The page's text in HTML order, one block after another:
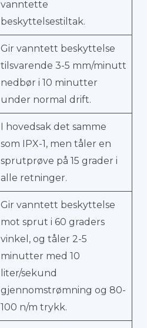
vanntette
beskyttelsestiltak.
Gir vanntett beskyttelse
tilsvarende 3-5 mm/minutt
nedbør i 10 minutter
under normal drift.
I hovedsak det samme
som IPX-1, men tåler en
sprutprøve på 15 grader i
alle retninger.
Gir vanntett beskyttelse
mot sprut i 60 graders
vinkel, og tåler 2-5
minutter med 10
liter/sekund
gjennomstrømning og 80-
100 n/m trykk.